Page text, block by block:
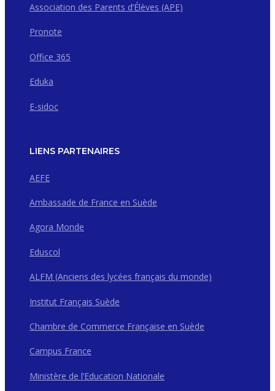
Association des Parents d’Élèves (APE)
Pronote
Office 365
Eduka
E-sidoc
LIENS PARTENAIRES
AEFE
Ambassade de France en Suède
Agora Monde
Eduscol
ALFM (Anciens des lycées français du monde)
Institut Français Suède
Chambre de Commerce Française en Suède
Campus France
Ministère de l’Education Nationale